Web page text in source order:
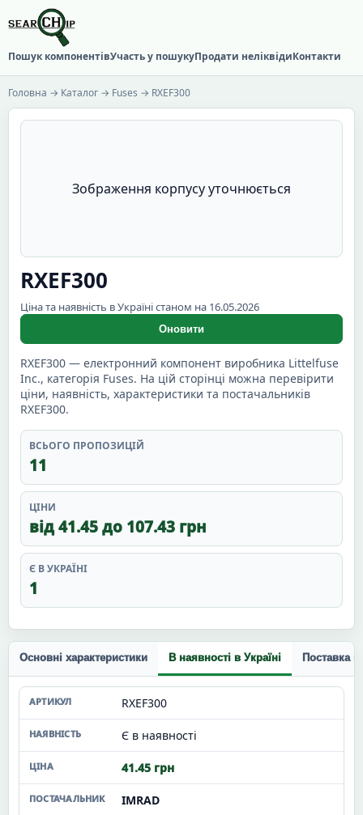
Пошук компонентівУчасть у пошукуПродати неліквідиКонтакти
Головна → Каталог → Fuses → RXEF300
Зображення корпусу уточнюється
RXEF300
Ціна та наявність в Україні станом на 16.05.2026
Оновити
RXEF300 — електронний компонент виробника Littelfuse
Inc., категорія Fuses. На цій сторінці можна перевірити
ціни, наявність, характеристики та постачальників
RXEF300.
ВСЬОГО ПРОПОЗИЦІЙ
11
ЦІНИ
від 41.45 до 107.43 грн
Є В УКРАЇНІ
1
Основні характеристики В наявності в Україні Поставка
RXEF300
Є в наявності
41.45 грн
IMRAD